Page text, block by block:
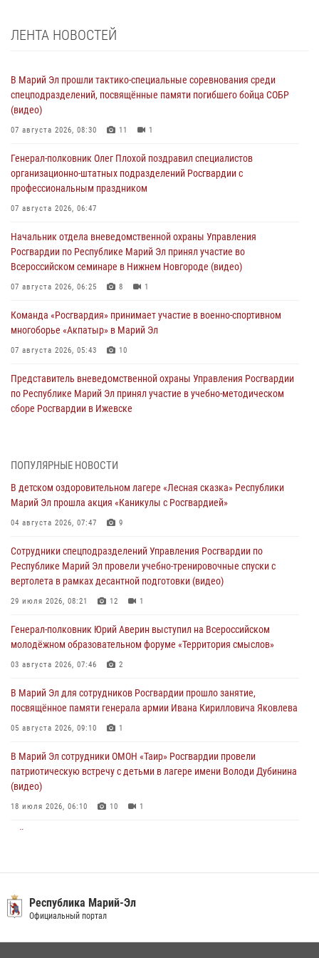
ЛЕНТА НОВОСТЕЙ
В Марий Эл прошли тактико-специальные соревнования среди
спецподразделений, посвящённые памяти погибшего бойца СОБР
(видео)
07 августа 2026, 08:30 11 1
Генерал-полковник Олег Плохой поздравил специалистов
организационно-штатных подразделений Росгвардии с
профессиональным праздником
07 августа 2026, 06:47
Начальник отдела вневедомственной охраны Управления
Росгвардии по Республике Марий Эл принял участие во
Всероссийском семинаре в Нижнем Новгороде (видео)
07 августа 2026, 06:25 8 1
Команда «Росгвардия» принимает участие в военно-спортивном
многоборье «Акпатыр» в Марий Эл
07 августа 2026, 05:43 10
Представитель вневедомственной охраны Управления Росгвардии
по Республике Марий Эл принял участие в учебно-методическом
сборе Росгвардии в Ижевске
провели более 90 проверок мест хранения гражданского оружия
06 августа 2026, 08:00
В Марий Эл сотрудники вневедомственной охраны Росгвардии за
05 августа 2026, 09:44
В Марий Эл для сотрудников Росгвардии прошло занятие,
посвящённое памяти генерала армии Ивана Кирилловича Яковлева
В детском оздоровительном лагере «Лесная сказка» Республики
Марий Эл прошла акция «Каникулы с Росгвардией»
Сотрудники Центра лицензионно-разрешительной работы
Управления Росгвардии по Республике Марий Эл приняли участие в
04 августа 2026, 06:46
ПОПУЛЯРНЫЕ НОВОСТИ
В детском оздоровительном лагере «Лесная сказка» Республики
Марий Эл прошла акция «Каникулы с Росгвардией»
04 августа 2026, 07:47 9
Сотрудники спецподразделений Управления Росгвардии по
Республике Марий Эл провели учебно-тренировочные спуски с
вертолета в рамках десантной подготовки (видео)
29 июля 2026, 08:21 12 1
Генерал-полковник Юрий Аверин выступил на Всероссийском
молодёжном образовательном форуме «Территория смыслов»
03 августа 2026, 07:46 2
В Марий Эл для сотрудников Росгвардии прошло занятие,
посвящённое памяти генерала армии Ивана Кирилловича Яковлева
05 августа 2026, 09:10 1
В Марий Эл сотрудники ОМОН «Таир» Росгвардии провели
патриотическую встречу с детьми в лагере имени Володи Дубинина
(видео)
18 июля 2026, 06:10 10 1
В Марий Эл сотрудники Росгвардии присоединились к масштабной
донорской акции (видео)
Республика Марий-Эл
Официальный портал